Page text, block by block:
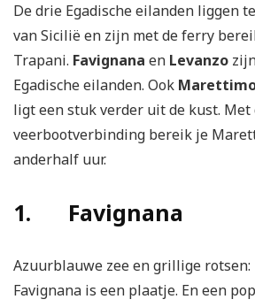
De drie Egadische eilanden liggen
van Sicilië en zijn met de ferry
Trapani. Favignana en Levanzo
Egadische eilanden. Ook
ligt een stuk verder uit de kust. Met
veerbootverbinding bereik je
anderhalf uur.
1. Favignana
Azuurblauwe zee en grillige
Favignana is een plaatje. En een